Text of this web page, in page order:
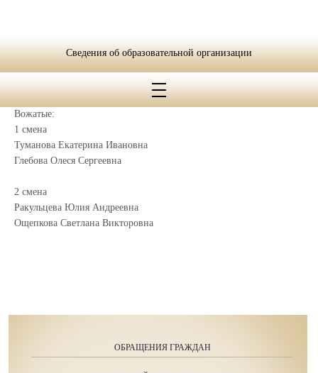
1. Гончарова Анна Максимовна (старший воспитатель)
3. Скутина Виктория Алексеевна
Вожатые:
1 смена
Туманова Екатерина Ивановна
Глебова Олеся Сергеевна
2 смена
Ракульцева Юлия Андреевна
Ощепкова Светлана Викторовна
ОБРАЩЕНИЯ ГРАЖДАН
Сведения об образовательной организации